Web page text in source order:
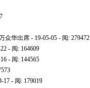
众华出席 - 19-05-05 - 阅: 279472
- 阅: 164609
- 阅: 144565
17 - 阅: 179019